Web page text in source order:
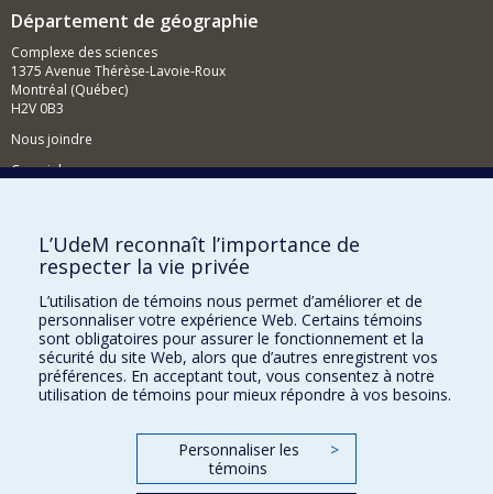
Département de géographie
Complexe des sciences
1375 Avenue Thérèse-Lavoie-Roux
Montréal (Québec)
H2V 0B3
Nous joindre
Courriel
Nouvelles
Activités
Comment soutenir le Département?
BESOIN D'AIDE?
Plan du site
FACULTÉ DES ARTS ET DES SCIENCES
L’UdeM reconnaît l’importance de
respecter la vie privée
L’utilisation de témoins nous permet d’améliorer et de
personnaliser votre expérience Web. Certains témoins
sont obligatoires pour assurer le fonctionnement et la
sécurité du site Web, alors que d’autres enregistrent vos
préférences. En acceptant tout, vous consentez à notre
utilisation de témoins pour mieux répondre à vos besoins.
Personnaliser les
témoins
>